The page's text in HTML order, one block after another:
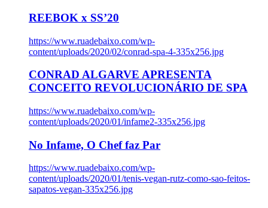
REEBOK x SS’20
https://www.ruadebaixo.com/wp-
content/uploads/2020/02/conrad-spa-4-335x256.jpg
CONRAD ALGARVE APRESENTA
CONCEITO REVOLUCIONÁRIO DE SPA
https://www.ruadebaixo.com/wp-
content/uploads/2020/01/infame2-335x256.jpg
No Infame, O Chef faz Par
https://www.ruadebaixo.com/wp-
content/uploads/2020/01/tenis-vegan-rutz-como-sao-feitos-
sapatos-vegan-335x256.jpg